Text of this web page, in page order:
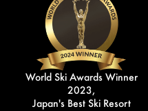
World Ski Awards Winner
2023,
Japan's Best Ski Resort